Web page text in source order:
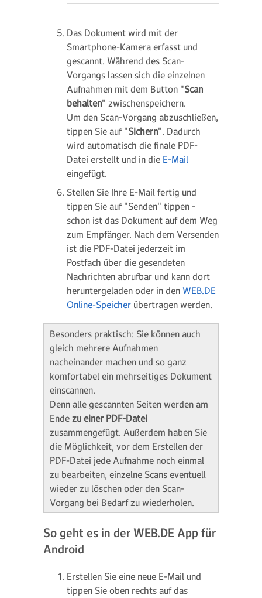
Das Dokument wird mit der
Smartphone-Kamera erfasst und
gescannt. Während des Scan-
Vorgangs lassen sich die einzelnen
Aufnahmen mit dem Button "Scan
behalten" zwischenspeichern.
Um den Scan-Vorgang abzuschließen,
tippen Sie auf "Sichern". Dadurch
wird automatisch die finale PDF-
Datei erstellt und in die E-Mail
eingefügt.
Stellen Sie Ihre E-Mail fertig und
tippen Sie auf "Senden" tippen -
schon ist das Dokument auf dem Weg
zum Empfänger. Nach dem Versenden
ist die PDF-Datei jederzeit im
Postfach über die gesendeten
Nachrichten abrufbar und kann dort
heruntergeladen oder in den WEB.DE
Online-Speicher übertragen werden.
Besonders praktisch: Sie können auch
gleich mehrere Aufnahmen
nacheinander machen und so ganz
komfortabel ein mehrseitiges Dokument
einscannen.
Denn alle gescannten Seiten werden am
Ende zu einer PDF-Datei
zusammengefügt. Außerdem haben Sie
die Möglichkeit, vor dem Erstellen der
PDF-Datei jede Aufnahme noch einmal
zu bearbeiten, einzelne Scans eventuell
wieder zu löschen oder den Scan-
Vorgang bei Bedarf zu wiederholen.
So geht es in der WEB.DE App für
Android
Erstellen Sie eine neue E-Mail und
tippen Sie oben rechts auf das